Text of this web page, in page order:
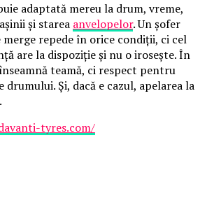
adaptată mereu la drum, vreme,
și starea anvelopelor. Un șofer
merge repede în orice condiții, ci cel
are la dispoziție și nu o irosește. În
teamă, ci respect pentru
Și, dacă e cazul, apelarea la
.
tyres.com/